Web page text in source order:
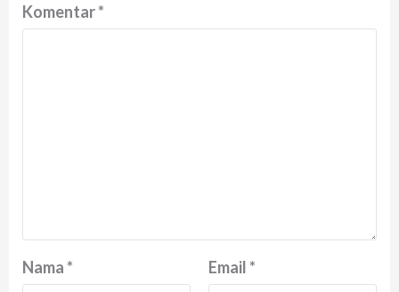
Komentar*
Nama* Email*